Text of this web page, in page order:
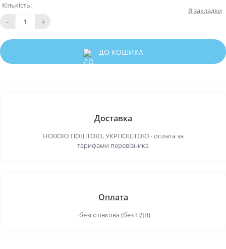
Кількість:
-
+
В закладки
ДО КОШИКА
Доставка
НОВОЮ ПОШТОЮ, УКРПОШТОЮ · оплата за
тарифами перевізника
Оплата
· безготівкова (без ПДВ)